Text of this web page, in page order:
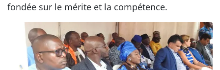
fondée sur le mérite et la compétence.